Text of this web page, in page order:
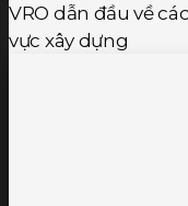
VRO dẫn đầu về
vực xây dựng